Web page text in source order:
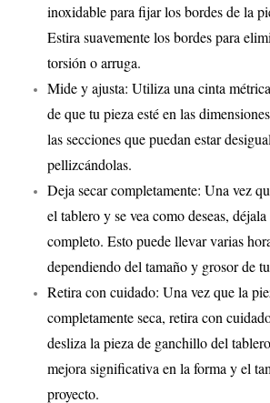
inoxidable para fijar los bordes de la
Estira suavemente los bordes para
torsión o arruga.
Mide y ajusta: Utiliza una cinta
de que tu pieza esté en las
las secciones que puedan estar
pellizcándolas.
Deja secar completamente: Una vez
el tablero y se vea como deseas,
completo. Esto puede llevar varias
dependiendo del tamaño y grosor de
Retira con cuidado: Una vez que la
completamente seca, retira con
desliza la pieza de ganchillo del
mejora significativa en la forma y el
proyecto.